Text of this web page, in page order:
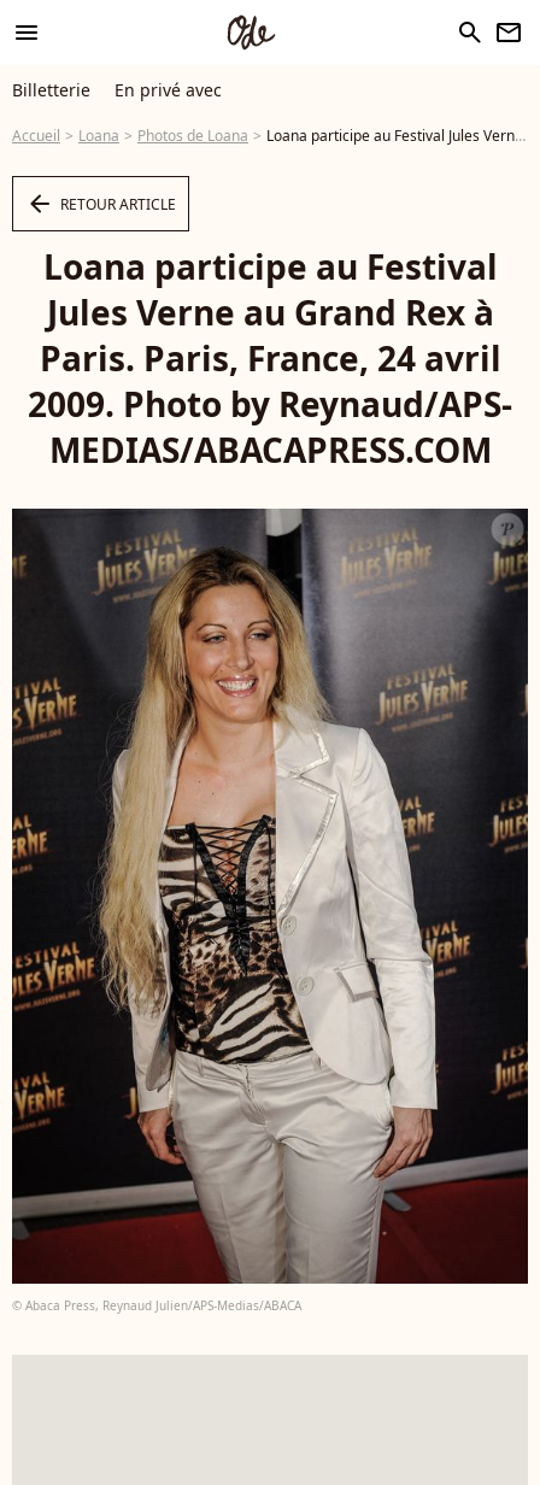
menu search newsletter
Billetterie En privé avec
Accueil Loana Photos de Loana Loana participe au Festival Jules Verne au Grand Rex à Paris. Paris, France, 24 avril 2009. Photo by Reynaud/APS-MEDIAS/ABACAPRESS.COM - Photo
arrow_left RETOUR ARTICLE
Loana participe au Festival
Jules Verne au Grand Rex à
Paris. Paris, France, 24 avril
2009. Photo by Reynaud/APS-
MEDIAS/ABACAPRESS.COM
© Abaca Press, Reynaud Julien/APS-Medias/ABACA